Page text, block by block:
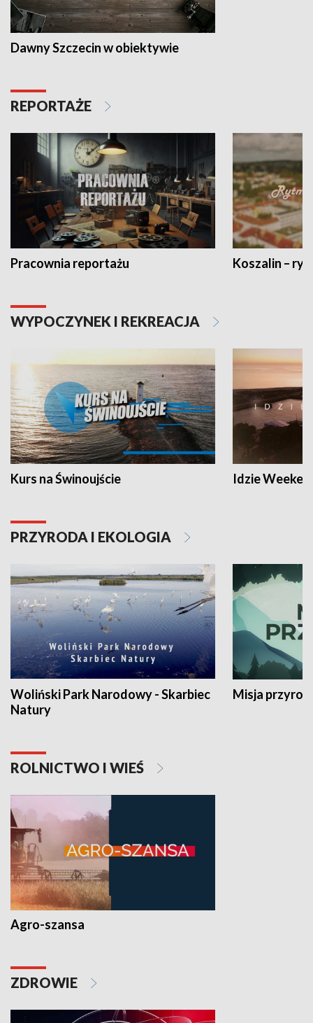
Dawny Szczecin w obiektywie
REPORTAŻE
Pracownia reportażu Koszalin –
WYPOCZYNEK I REKREACJA
Kurs na Świnoujście Idzie
PRZYRODA I EKOLOGIA
Woliński Park Narodowy - Skarbiec
Natury
Misja
ROLNICTWO I WIEŚ
Agro-szansa
ZDROWIE